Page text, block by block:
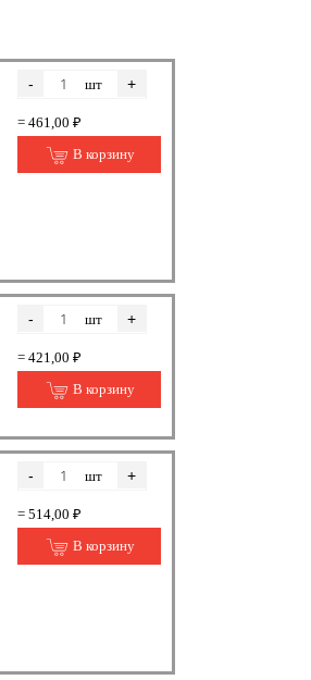
- шт +
= 461,00 ₽
В корзину
- шт +
= 421,00 ₽
В корзину
- шт +
= 514,00 ₽
В корзину